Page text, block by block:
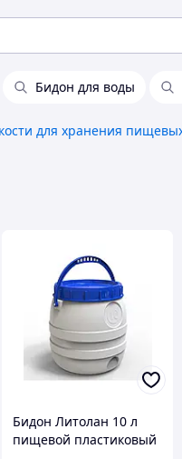
Бидон для воды
Бидон Литолан 10 л
пищевой пластиковый